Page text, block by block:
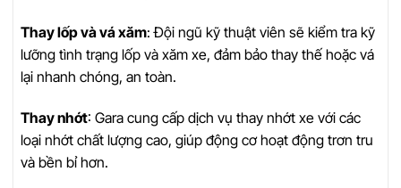
Thay lốp và vá xăm: Đội ngũ kỹ thuật viên sẽ kiểm tra kỹ
lưỡng tình trạng lốp và xăm xe, đảm bảo thay thế hoặc vá
lại nhanh chóng, an toàn.
Thay nhớt: Gara cung cấp dịch vụ thay nhớt xe với các
loại nhớt chất lượng cao, giúp động cơ hoạt động trơn tru
và bền bỉ hơn.